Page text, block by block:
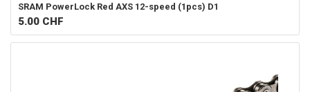
SRAM PowerLock Red AXS 12-speed (1pcs) D1
5.00 CHF